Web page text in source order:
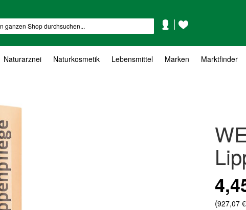
KontoWunschzettel
Naturarznei Naturkosmetik Lebensmittel Marken Marktfinder
(927,07 €